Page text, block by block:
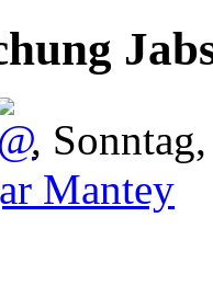
,
Mantey